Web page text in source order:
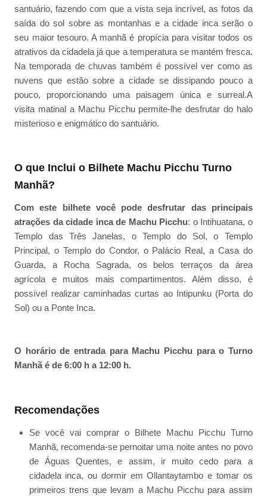
santuário, fazendo com que a vista seja incrível, as fotos da
saída do sol sobre as montanhas e a cidade inca serão o
seu maior tesouro. A manhã é propícia para visitar todos os
atrativos da cidadela já que a temperatura se mantém fresca.
Na temporada de chuvas também é possível ver como as
nuvens que estão sobre a cidade se dissipando pouco a
pouco, proporcionando uma paisagem única e surreal.A
visita matinal a Machu Picchu permite-lhe desfrutar do halo
misterioso e enigmático do santuário.
O que Inclui o Bilhete Machu Picchu Turno
Manhã?
Com este bilhete você pode desfrutar das principais
atrações da cidade inca de Machu Picchu: o Intihuatana, o
Templo das Três Janelas, o Templo do Sol, o Templo
Principal, o Templo do Condor, o Palácio Real, a Casa do
Guarda, a Rocha Sagrada, os belos terraços da área
agrícola e muitos mais compartimentos. Além disso, é
possível realizar caminhadas curtas ao Intipunku (Porta do
Sol) ou a Ponte Inca.
O horário de entrada para Machu Picchu para o Turno
Manhã é de 6:00 h a 12:00 h.
Recomendações
Se você vai comprar o Bilhete Machu Picchu Turno
Manhã, recomenda-se pernoitar uma noite antes no povo
de Águas Quentes, e assim, ir muito cedo para a
cidadela inca, ou dormir em Ollantaytambo e tomar os
primeiros trens que levam a Machu Picchu para assim